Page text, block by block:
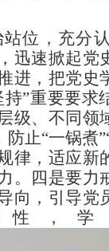
位，充分
， 迅速掀起党
进，把党史
持”重要要求
级、不同领
防止“一锅煮
律，适应新
。四是要力
向，引导党
，学